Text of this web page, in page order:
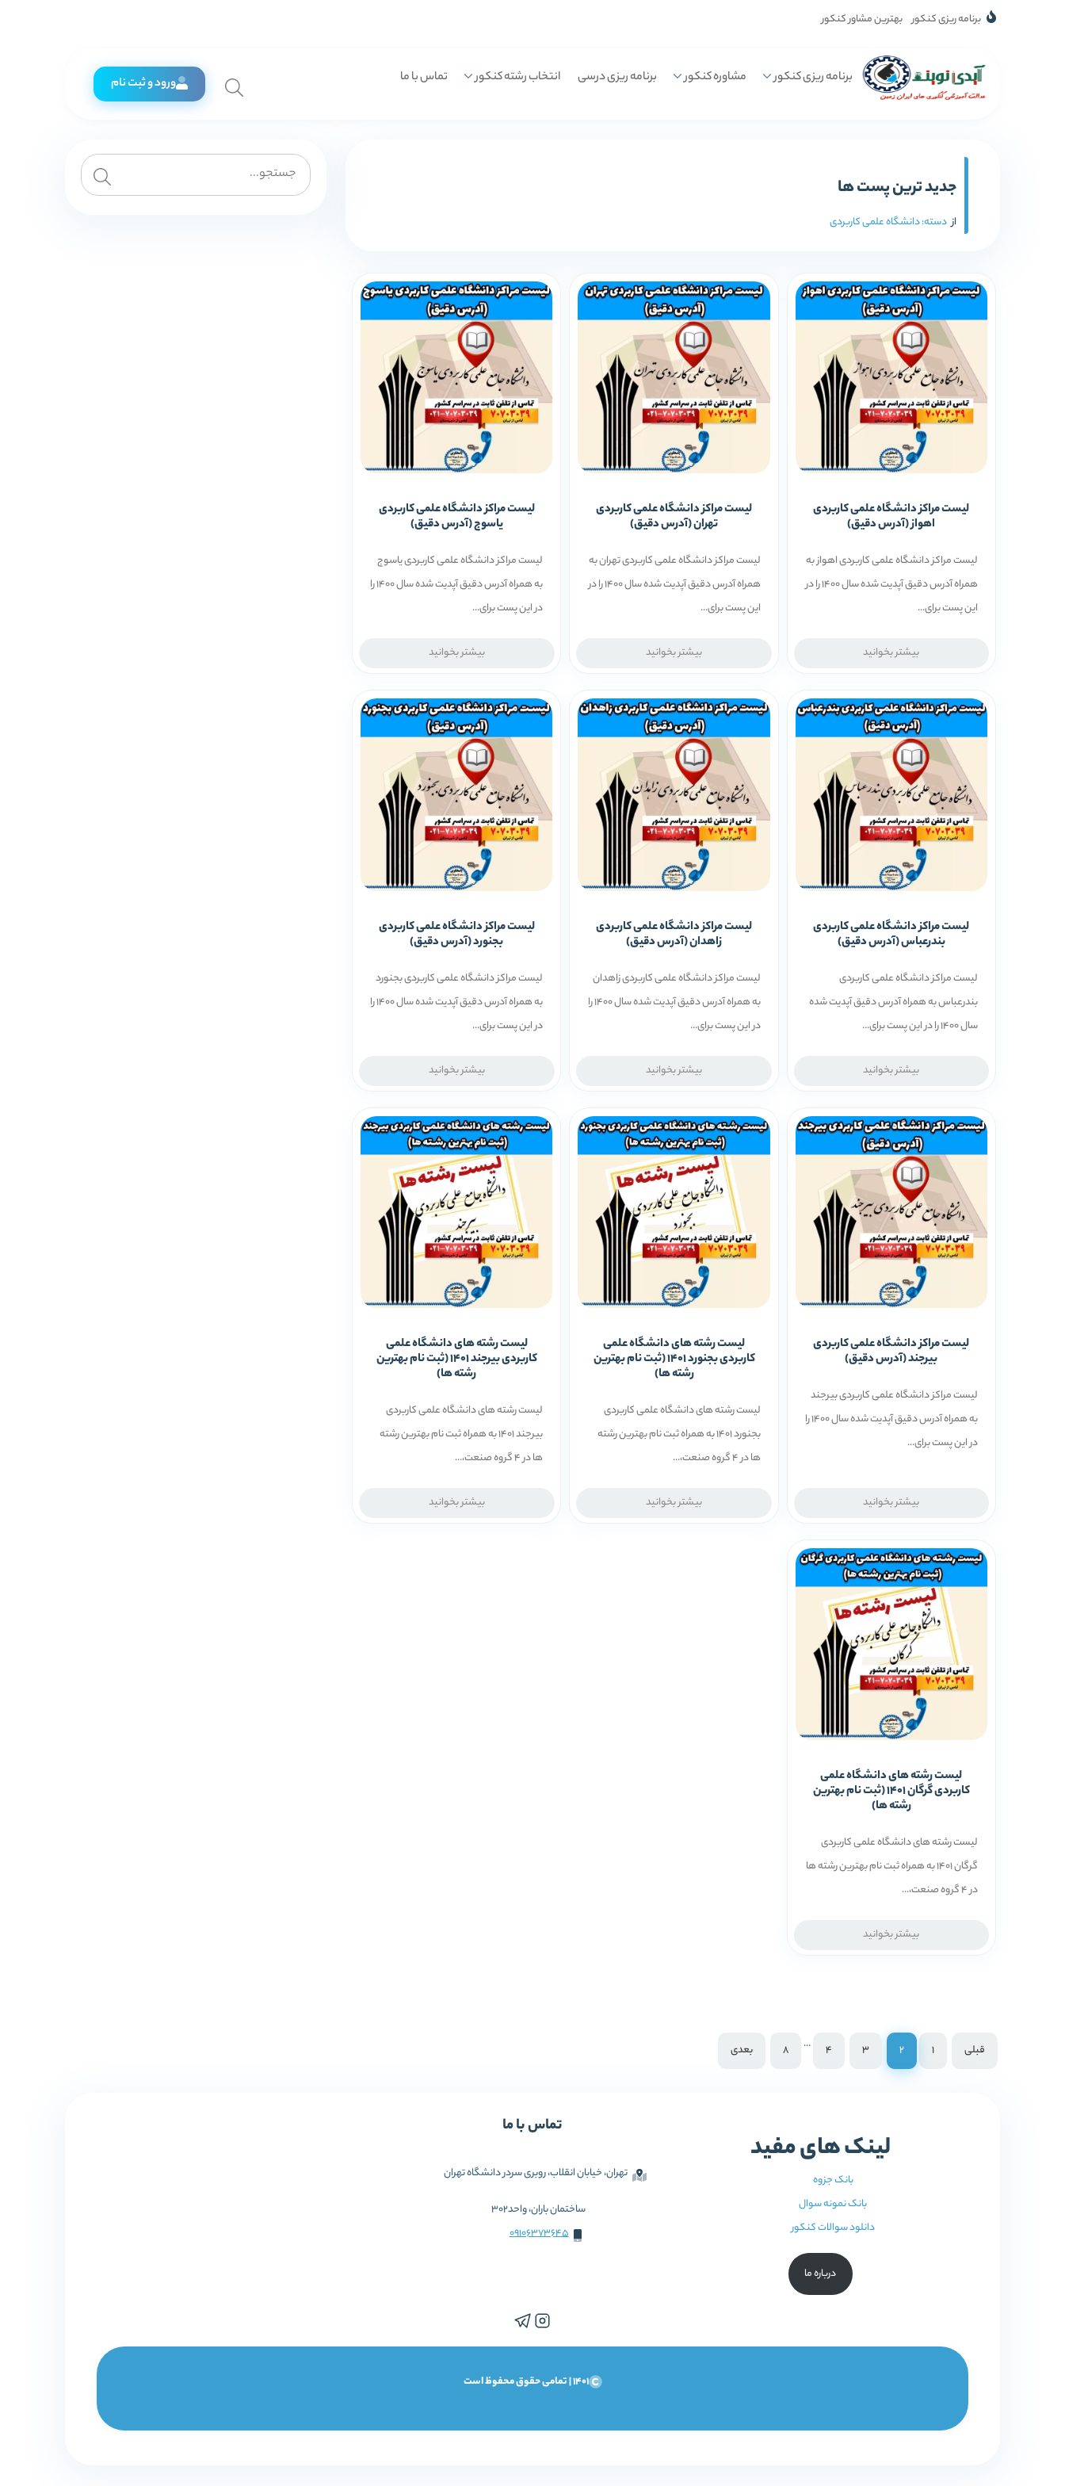
برنامه ریزی کنکور بهترین مشاور کنکور
برنامه ریزی کنکور مشاوره کنکور برنامه ریزی درسی انتخاب رشته کنکور تماس با ما ورود و ثبت نام
جدید ترین پست ها
ازدسته:دانشگاه علمی کاربردی
لیست مراکز دانشگاه علمی کاربردی
اهواز (آدرس دقیق)
لیست مراکز دانشگاه علمی کاربردی اهواز به
همراه آدرس دقیق آپدیت شده سال 1400 را در
این پست برای...
بیشتر بخوانید
لیست مراکز دانشگاه علمی کاربردی
تهران (آدرس دقیق)
لیست مراکز دانشگاه علمی کاربردی تهران به
همراه آدرس دقیق آپدیت شده سال 1400 را در
این پست برای...
بیشتر بخوانید
لیست مراکز دانشگاه علمی کاربردی
یاسوج (آدرس دقیق)
لیست مراکز دانشگاه علمی کاربردی یاسوج
به همراه آدرس دقیق آپدیت شده سال 1400 را
در این پست برای...
بیشتر بخوانید
لیست مراکز دانشگاه علمی کاربردی
بندرعباس (آدرس دقیق)
لیست مراکز دانشگاه علمی کاربردی
بندرعباس به همراه آدرس دقیق آپدیت شده
سال 1400 را در این پست برای...
بیشتر بخوانید
لیست مراکز دانشگاه علمی کاربردی
زاهدان (آدرس دقیق)
لیست مراکز دانشگاه علمی کاربردی زاهدان
به همراه آدرس دقیق آپدیت شده سال 1400 را
در این پست برای...
بیشتر بخوانید
لیست مراکز دانشگاه علمی کاربردی
بجنورد (آدرس دقیق)
لیست مراکز دانشگاه علمی کاربردی بجنورد
به همراه آدرس دقیق آپدیت شده سال 1400 را
در این پست برای...
بیشتر بخوانید
لیست مراکز دانشگاه علمی کاربردی
بیرجند (آدرس دقیق)
لیست مراکز دانشگاه علمی کاربردی بیرجند
به همراه آدرس دقیق آپدیت شده سال 1400 را
در این پست برای...
بیشتر بخوانید
لیست رشته های دانشگاه علمی
کاربردی بجنورد 1401 (ثبت نام بهترین
رشته ها)
لیست رشته های دانشگاه علمی کاربردی
بجنورد 1401 به همراه ثبت نام بهترین رشته
ها در 4 گروه صنعت،...
بیشتر بخوانید
لیست رشته های دانشگاه علمی
کاربردی بیرجند 1401 (ثبت نام بهترین
رشته ها)
لیست رشته های دانشگاه علمی کاربردی
بیرجند 1401 به همراه ثبت نام بهترین رشته
ها در 4 گروه صنعت،...
بیشتر بخوانید
لیست رشته های دانشگاه علمی
کاربردی گرگان 1401 (ثبت نام بهترین
رشته ها)
لیست رشته های دانشگاه علمی کاربردی
گرگان 1401 به همراه ثبت نام بهترین رشته ها
در 4 گروه صنعت،...
بیشتر بخوانید
قبلی 1
2
3
4
…
8 بعدی
لینک های مفید
بانک جزوه
بانک نمونه سوال
دانلود سوالات کنکور
درباره ما
تماس با ما
تهران، خیابان انقلاب، روبری سردر دانشگاه تهران
ساختمان باران، واحد302
09106373645
1401 | تمامی حقوق محفوظ است